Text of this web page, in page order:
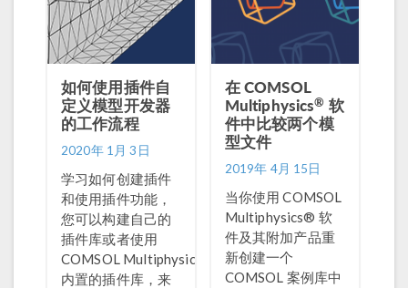
如何使用插件自
定义模型开发器
的工作流程
2020年 1月 3日
学习如何创建插件
和使用插件功能，
您可以构建自己的
插件库或者使用
COMSOL Multiphysics
内置的插件库，来
在 COMSOL
Multiphysics® 软
件中比较两个模
型文件
2019年 4月 15日
当你使用 COMSOL
Multiphysics® 软
件及其附加产品重
新创建一个
COMSOL 案例库中